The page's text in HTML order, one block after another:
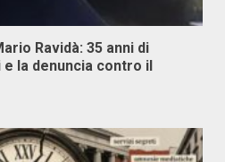
Ravidà: 35 anni di
la denuncia contro il